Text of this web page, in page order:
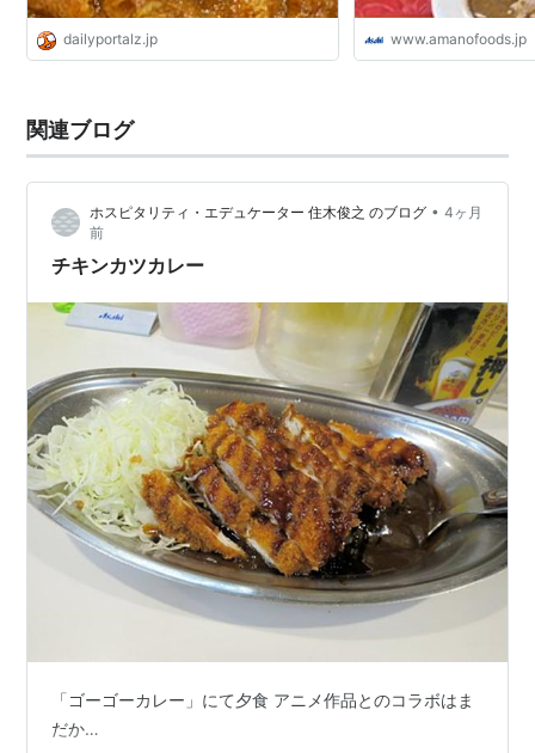
dailyportalz.jp www.amanofoods.jp
関連ブログ
ホスピタリティ・エデュケーター 住木俊之 のブログ • 4ヶ月
前
チキンカツカレー
「ゴーゴーカレー」にて夕食 アニメ作品とのコラボはま
だか…